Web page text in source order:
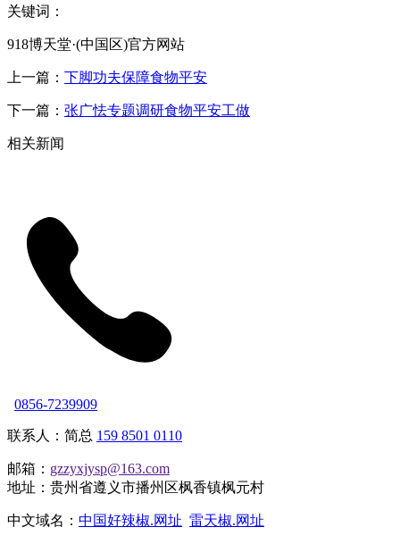
关键词：
918博天堂·(中国区)官方网站
上一篇： 下脚功夫保障食物平安
下一篇： 张广怯专题调研食物平安工做
相关新闻
0856-7239909
联系人：简总 159 8501 0110
邮箱： gzzyxjysp@163.com
地址：贵州省遵义市播州区枫香镇枫元村
中文域名： 中国好辣椒.网址 雷天椒.网址